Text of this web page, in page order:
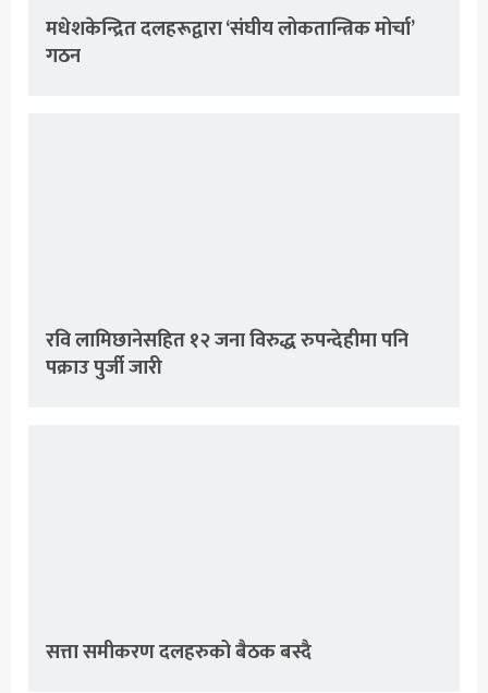
मधेशकेन्द्रित दलहरूद्वारा ‘संघीय लोकतान्त्रिक मोर्चा’
गठन
रवि लामिछानेसहित १२ जना विरुद्ध रुपन्देहीमा पनि
पक्राउ पुर्जी जारी
सत्ता समीकरण दलहरुको बैठक बस्दै